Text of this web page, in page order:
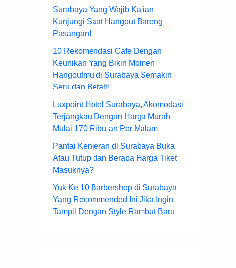
Surabaya Yang Wajib Kalian
Kunjungi Saat Hangout Bareng
Pasangan!
10 Rekomendasi Cafe Dengan
Keunikan Yang Bikin Momen
Hangoutmu di Surabaya Semakin
Seru dan Betah!
Luxpoint Hotel Surabaya, Akomodasi
Terjangkau Dengan Harga Murah
Mulai 170 Ribu-an Per Malam
Pantai Kenjeran di Surabaya Buka
Atau Tutup dan Berapa Harga Tiket
Masuknya?
Yuk Ke 10 Barbershop di Surabaya
Yang Recommended Ini Jika Ingin
Tampil Dengan Style Rambut Baru